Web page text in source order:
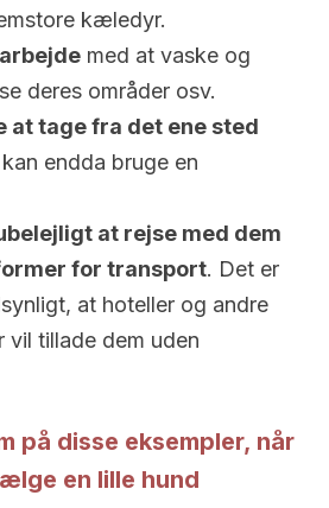
kæledyr.
med at vaske og
deres områder osv.
at tage fra det ene sted
endda bruge en
at rejse med dem
for transport. Det er
at hoteller og andre
vil tillade dem uden
på disse eksempler, når
en lille hund